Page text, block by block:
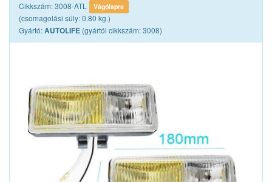
Cikkszám: 3008-ATL Vágólapra
(csomagolási súly: 0.80 kg.)
Gyártó:AUTOLIFE (gyártói cikkszám: 3008)